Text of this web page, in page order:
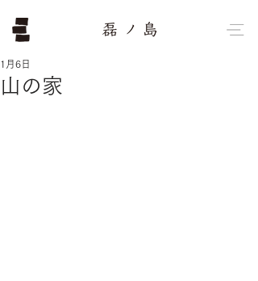
山の家
1月6日